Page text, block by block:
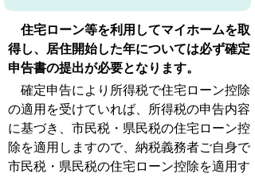
住宅ローン等を利用してマイホームを取
得し、居住開始した年については必ず確定
申告書の提出が必要となります。
確定申告により所得税で住宅ローン控除
の適用を受けていれば、所得税の申告内容
に基づき、市民税・県民税の住宅ローン控
除を適用しますので、納税義務者ご自身で
市民税・県民税の住宅ローン控除を適用す